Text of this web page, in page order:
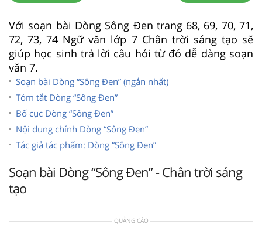
Với soạn bài Dòng Sông Đen trang 68, 69, 70, 71,
72, 73, 74 Ngữ văn lớp 7 Chân trời sáng tạo sẽ
giúp học sinh trả lời câu hỏi từ đó dễ dàng soạn
văn 7.
Soạn bài Dòng “Sông Đen” (ngắn nhất)
Tóm tắt Dòng “Sông Đen”
Bố cục Dòng “Sông Đen”
Nội dung chính Dòng “Sông Đen”
Tác giả tác phẩm: Dòng “Sông Đen”
Soạn bài Dòng “Sông Đen” - Chân trời sáng
tạo
QUẢNG CÁO